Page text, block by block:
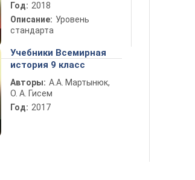
Год: 2018
Описание: Уровень
стандарта
Учебники Всемирная
история 9 класс
Авторы: А.А. Мартынюк,
О. А. Гисем
Год: 2017